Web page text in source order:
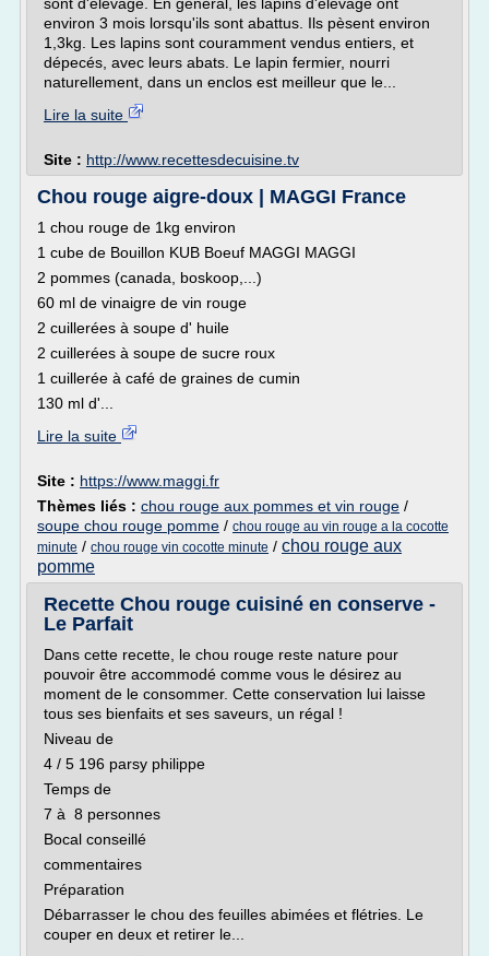
environ 3 mois lorsqu'ils sont abattus. Ils pèsent environ
1,3kg. Les lapins sont couramment vendus entiers, et
dépecés, avec leurs abats. Le lapin fermier, nourri
naturellement, dans un enclos est meilleur que le...
Lire la suite
Site : http://www.recettesdecuisine.tv
Chou rouge aigre-doux | MAGGI France
1 chou rouge de 1kg environ
1 cube de Bouillon KUB Boeuf MAGGI MAGGI
2 pommes (canada, boskoop,...)
60 ml de vinaigre de vin rouge
2 cuillerées à soupe d' huile
2 cuillerées à soupe de sucre roux
1 cuillerée à café de graines de cumin
130 ml d'...
Lire la suite
Site : https://www.maggi.fr
Thèmes liés : chou rouge aux pommes et vin rouge /
soupe chou rouge pomme / chou rouge au vin rouge a la cocotte
minute / chou rouge vin cocotte minute / chou rouge aux
pomme
Recette Chou rouge cuisiné en conserve -
Le Parfait
Dans cette recette, le chou rouge reste nature pour
pouvoir être accommodé comme vous le désirez au
moment de le consommer. Cette conservation lui laisse
tous ses bienfaits et ses saveurs, un régal !
Niveau de
4 / 5 196 parsy philippe
Temps de
7 à 8 personnes
Bocal conseillé
commentaires
Préparation
Débarrasser le chou des feuilles abimées et flétries. Le
couper en deux et retirer le...